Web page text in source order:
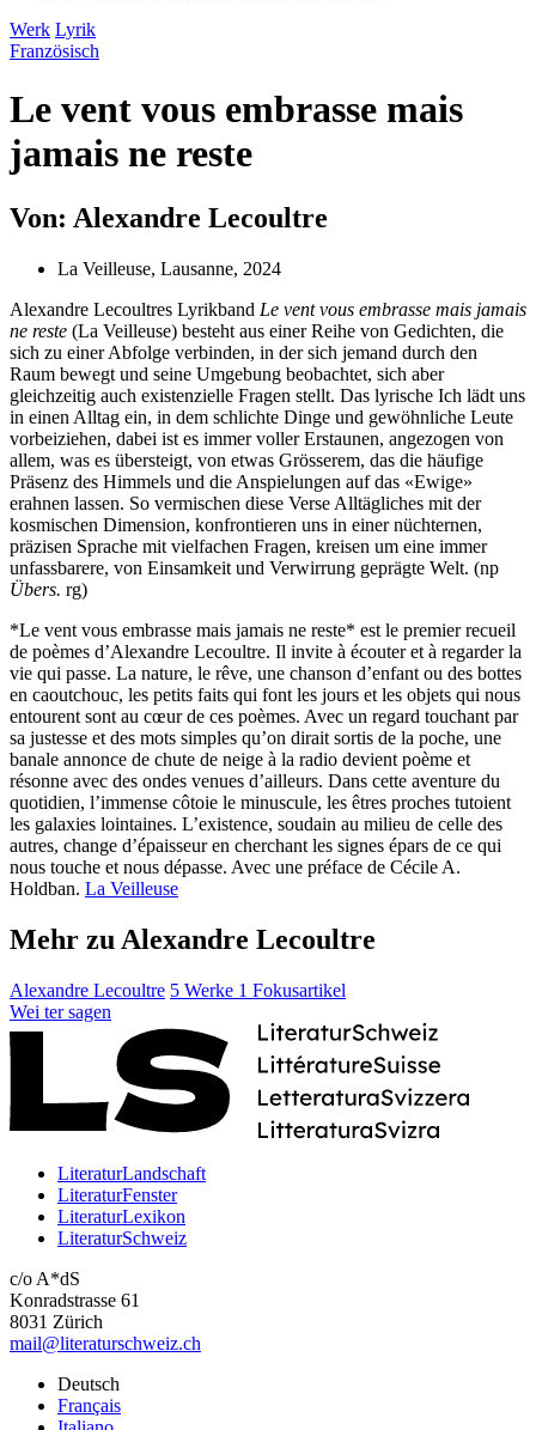
Werk Lyrik
Französisch
Le vent vous embrasse mais
jamais ne reste
Von: Alexandre Lecoultre
La Veilleuse, Lausanne, 2024
Alexandre Lecoultres Lyrikband Le vent vous embrasse mais jamais
ne reste (La Veilleuse) besteht aus einer Reihe von Gedichten, die
sich zu einer Abfolge verbinden, in der sich jemand durch den
Raum bewegt und seine Umgebung beobachtet, sich aber
gleichzeitig auch existenzielle Fragen stellt. Das lyrische Ich lädt uns
in einen Alltag ein, in dem schlichte Dinge und gewöhnliche Leute
vorbeiziehen, dabei ist es immer voller Erstaunen, angezogen von
allem, was es übersteigt, von etwas Grösserem, das die häufige
Präsenz des Himmels und die Anspielungen auf das «Ewige»
erahnen lassen. So vermischen diese Verse Alltägliches mit der
kosmischen Dimension, konfrontieren uns in einer nüchternen,
präzisen Sprache mit vielfachen Fragen, kreisen um eine immer
unfassbarere, von Einsamkeit und Verwirrung geprägte Welt. (np
Übers. rg)
*Le vent vous embrasse mais jamais ne reste* est le premier recueil
de poèmes d’Alexandre Lecoultre. Il invite à écouter et à regarder la
vie qui passe. La nature, le rêve, une chanson d’enfant ou des bottes
en caoutchouc, les petits faits qui font les jours et les objets qui nous
entourent sont au cœur de ces poèmes. Avec un regard touchant par
sa justesse et des mots simples qu’on dirait sortis de la poche, une
banale annonce de chute de neige à la radio devient poème et
résonne avec des ondes venues d’ailleurs. Dans cette aventure du
quotidien, l’immense côtoie le minuscule, les êtres proches tutoient
les galaxies lointaines. L’existence, soudain au milieu de celle des
autres, change d’épaisseur en cherchant les signes épars de ce qui
nous touche et nous dépasse. Avec une préface de Cécile A.
Holdban. La Veilleuse
Mehr zu Alexandre Lecoultre
Alexandre Lecoultre 5 Werke 1 Fokusartikel
Wei ter sagen
LiteraturLandschaft
LiteraturFenster
LiteraturLexikon
LiteraturSchweiz
c/o A*dS
Konradstrasse 61
8031 Zürich
mail@literaturschweiz.ch
Deutsch
Français